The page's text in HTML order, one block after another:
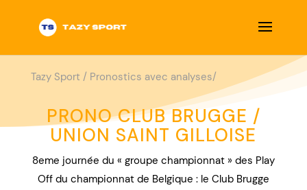
Tazy Sport/ Pronostics avec analyses/
PRONO CLUB BRUGGE /
UNION SAINT GILLOISE
8eme journée du « groupe championnat » des Play
Off du championnat de Belgique : le Club Brugge